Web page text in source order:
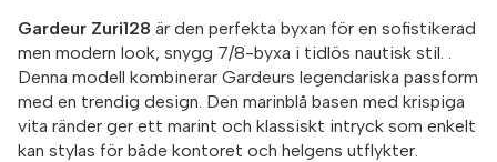
Gardeur Zuri128 är den perfekta byxan för en sofistikerad
men modern look, snygg 7/8-byxa i tidlös nautisk stil.
Denna modell kombinerar Gardeurs legendariska passform
med en trendig design. Den marinblå basen med krispiga
vita ränder ger ett marint och klassiskt intryck som enkelt
kan stylas för både kontoret och helgens utflykter.